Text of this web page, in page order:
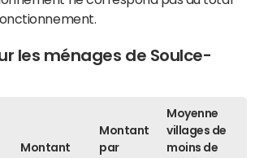
les ménages de Soulce-
Montant
Montant
par
Moyenne
villages de
moins de